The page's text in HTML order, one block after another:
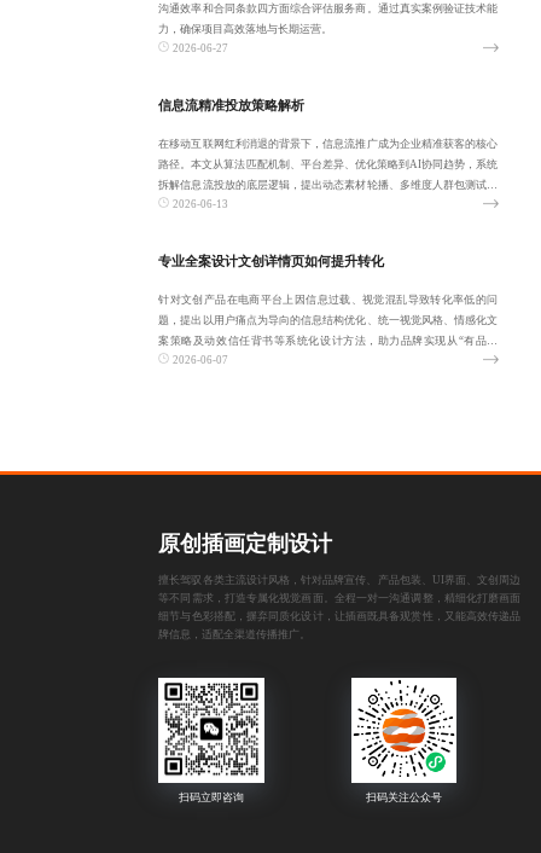
沟通效率和合同条款四方面综合评估服务商。通过真实案例验证技术能
力，确保项目高效落地与长期运营。
2026-06-27
信息流精准投放策略解析
在移动互联网红利消退的背景下，信息流推广成为企业精准获客的核心
路径。本文从算法匹配机制、平台差异、优化策略到AI协同趋势，系统
拆解信息流投放的底层逻辑，提出动态素材轮播、多维度人群包测试与
自动化监控的
2026-06-13
专业全案设计文创详情页如何提升转化
针对文创产品在电商平台上因信息过载、视觉混乱导致转化率低的问
题，提出以用户痛点为导向的信息结构优化、统一视觉风格、情感化文
案策略及动效信任背书等系统化设计方法，助力品牌实现从“有品无
量”到高效转化的跨
2026-06-07
原创插画定制设计
擅长驾驭各类主流设计风格，针对品牌宣传、产品包装、UI界面、文创周边
等不同需求，打造专属化视觉画面。全程一对一沟通调整，精细化打磨画面
细节与色彩搭配，摒弃同质化设计，让插画既具备观赏性，又能高效传递品
牌信息，适配全渠道传播推广。